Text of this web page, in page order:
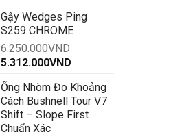
từ
Gậy Wedges Ping
S259 CHROME
6.250.000VND
Giá
là:
6.250.000VND.
5.312.000VND
tại
là:
5.312.000VND.
Ống Nhòm Đo Khoảng
Cách Bushnell Tour V7
Shift – Slope First
Chuẩn Xác